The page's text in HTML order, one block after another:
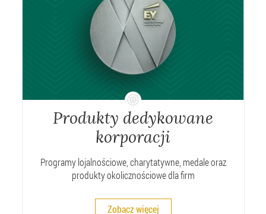
Produkty dedykowane
korporacji
Programy lojalnościowe, charytatywne, medale oraz
produkty okolicznościowe dla firm
Zobacz więcej